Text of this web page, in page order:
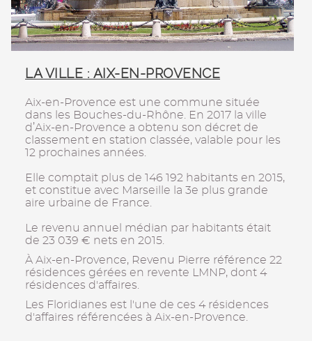
LA VILLE : AIX-EN-PROVENCE
Aix-en-Provence est une commune située
dans les Bouches-du-Rhône. En 2017 la ville
d’Aix-en-Provence a obtenu son décret de
classement en station classée, valable pour les
12 prochaines années.
Elle comptait plus de 146 192 habitants en 2015,
et constitue avec Marseille la 3e plus grande
aire urbaine de France.
Le revenu annuel médian par habitants était
de 23 039 € nets en 2015.
À Aix-en-Provence, Revenu Pierre référence 22
résidences gérées en revente LMNP, dont 4
résidences d'affaires.
Les Floridianes est l'une de ces 4 résidences
d'affaires référencées à Aix-en-Provence.